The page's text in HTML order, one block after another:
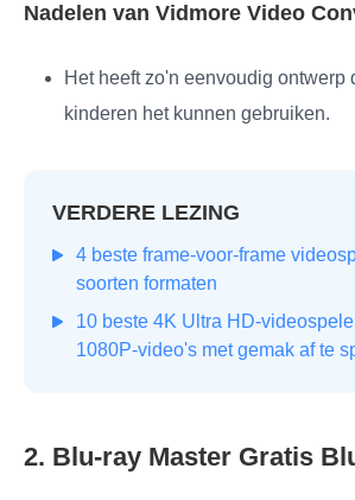
Nadelen van Vidmore Video
Het heeft zo'n eenvoudig ontwerp
kinderen het kunnen gebruiken.
VERDERE LEZING
4 beste frame-voor-frame
soorten formaten
10 beste 4K Ultra HD-
1080P-video's met gemak af te
2. Blu-ray Master Gratis